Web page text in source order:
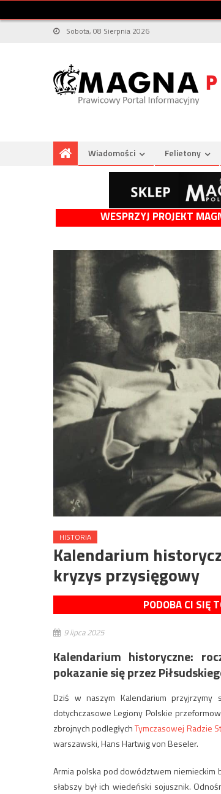
Sobota, 08 Sierpnia 2026
Wiadomości Felietony
WESPRZYJ PROJEKT
HISTORIA
Kalendarium
kryzys przysięgowy
PODOBA CI SIĘ
9 lipca 2025
Kalendarium historyczne:
pokazanie się przez
Dziś w naszym Kalendarium przyjrzymy
dotychczasowe Legiony Polskie
zbrojnych podległychTymczasowej Radzie
warszawski, Hans Hartwig von Beseler.
Armia polska pod dowództwem niemieckim
słabszy był ich wiedeński sojusznik.